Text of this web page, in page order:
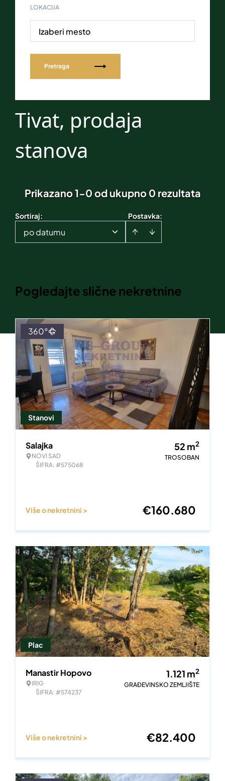
LOKACIJA
Izaberi mesto
Pretraga
Tivat, prodaja
stanova
Prikazano 1-0 od ukupno 0 rezultata
Postavka:
Sortiraj:
po datumu
Pogledajte slične nekretnine
Stanovi
360°
Salajka
NOVI SAD
ŠIFRA: #575068
52 m2
TROSOBAN
Više o nekretnini > €160.680
Plac
Manastir Hopovo
IRIG
ŠIFRA: #574237
1.121 m2
GRAĐEVINSKO ZEMLJIŠTE
Više o nekretnini > €82.400